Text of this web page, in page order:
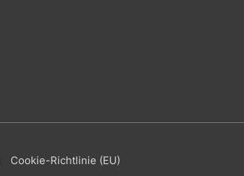
Cookie-Richtlinie (EU)